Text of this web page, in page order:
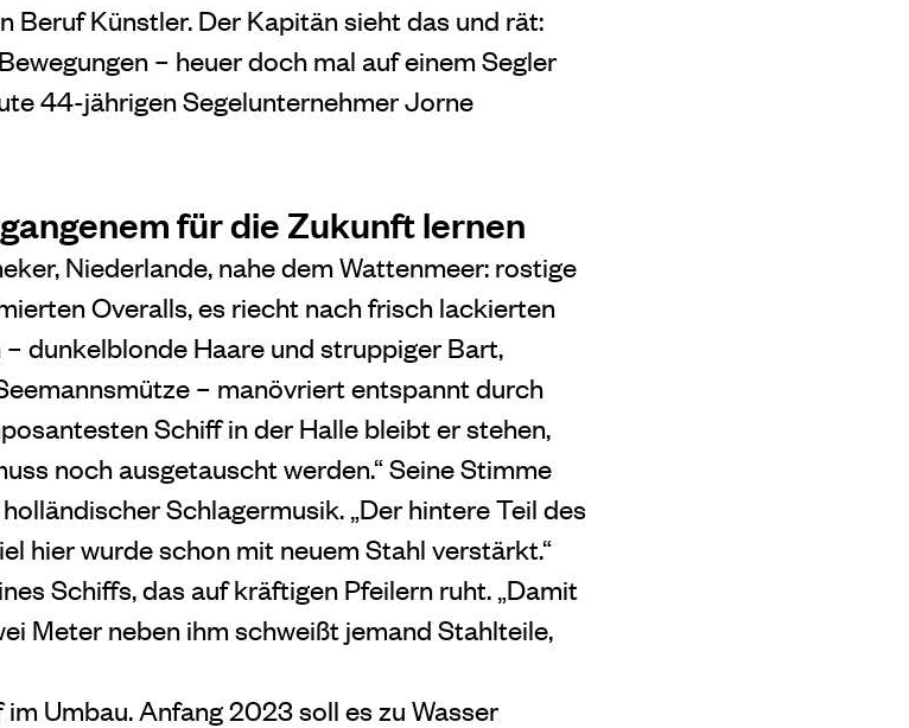
Beruf Künstler. Der Kapitän sieht das und rät:
– heuer doch mal auf einem Segler
44-jährigen Segelunternehmer Jorne
für die Zukunft lernen
Niederlande, nahe dem Wattenmeer: rostige
Overalls, es riecht nach frisch lackierten
dunkelblonde Haare und struppiger Bart,
– manövriert entspannt durch
Schiff in der Halle bleibt er stehen,
noch ausgetauscht werden.“ Seine Stimme
Schlagermusik. „Der hintere Teil des
hier wurde schon mit neuem Stahl verstärkt.“
Schiffs, das auf kräftigen Pfeilern ruht. „Damit
Meter neben ihm schweißt jemand Stahlteile,
Umbau. Anfang 2023 soll es zu Wasser